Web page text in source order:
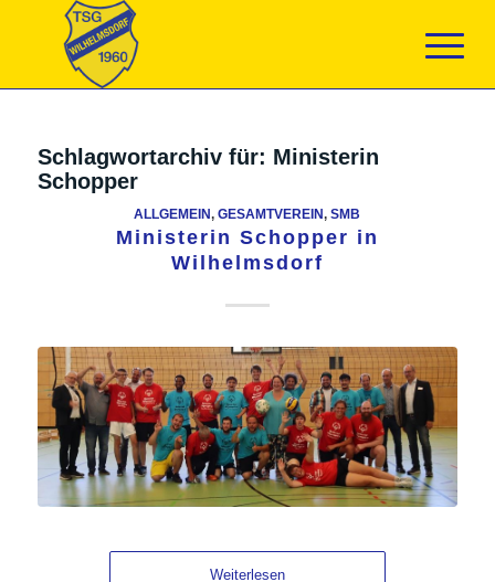
Schlagwortarchiv für: Ministerin
Schopper
ALLGEMEIN,GESAMTVEREIN,SMB
Ministerin Schopper in
Wilhelmsdorf
Weiterlesen